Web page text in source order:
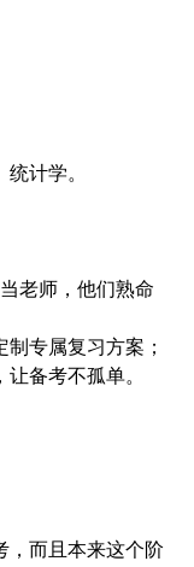
计学。
老师，他们熟命
专属复习方案；
备考不孤单。
，而且本来这个阶